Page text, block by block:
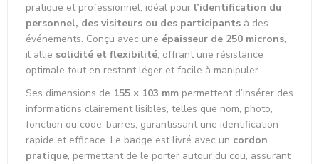
pratique et professionnel, idéal pour l’identification du
personnel, des visiteurs ou des participants à des
événements. Conçu avec une épaisseur de 250 microns,
il allie solidité et flexibilité, offrant une résistance
optimale tout en restant léger et facile à manipuler.
Ses dimensions de 155 × 103 mm permettent d’insérer des
informations clairement lisibles, telles que nom, photo,
fonction ou code-barres, garantissant une identification
rapide et efficace. Le badge est livré avec un cordon
pratique, permettant de le porter autour du cou, assurant